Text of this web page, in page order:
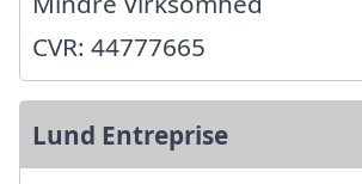
CVR: 44777665
Lund Entreprise